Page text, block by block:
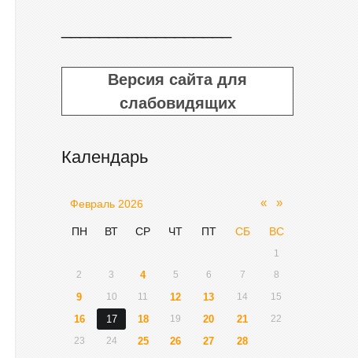
Версия сайта для
слабовидящих
Календарь
«
Февраль 2026 »
ПН ВТ СР ЧТ ПТ СБ ВС
1
2
3 4 5 6 7 8
9 10 11 12 13 14 15
16 17 18 19 20 21
22
23
24 25 26 27 28